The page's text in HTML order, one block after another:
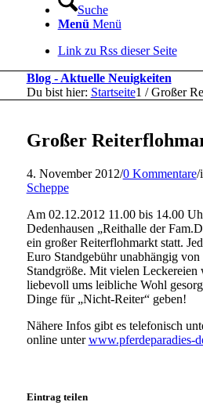
Suche
Menü Menü
Link zu Rss dieser Seite
Blog - Aktuelle Neuigkeiten
Du bist hier: Startseite1 / Großer
Großer
4. November 2012/0 Kommentare/
Scheppe
Am 02.12.2012 11.00 bis 14.00
Dedenhausen „Reithalle der
ein großer Reiterflohmarkt statt.
Euro Standgebühr unabhängig
Standgröße. Mit vielen
liebevoll ums leibliche Wohl
Dinge für „Nicht-Reiter“ geben!
Nähere Infos gibt es telefonisch
online unterwww.pferdeparadies-
Eintrag teilen